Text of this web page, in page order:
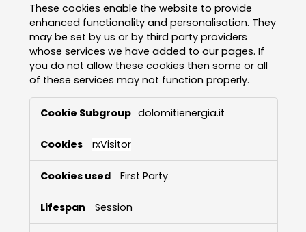
These cookies enable the website to provide
enhanced functionality and personalisation. They
may be set by us or by third party providers
whose services we have added to our pages. If
you do not allow these cookies then some or all
of these services may not function properly.
Functional
dolomitienergia.it
rxVisitor
First Party
Session